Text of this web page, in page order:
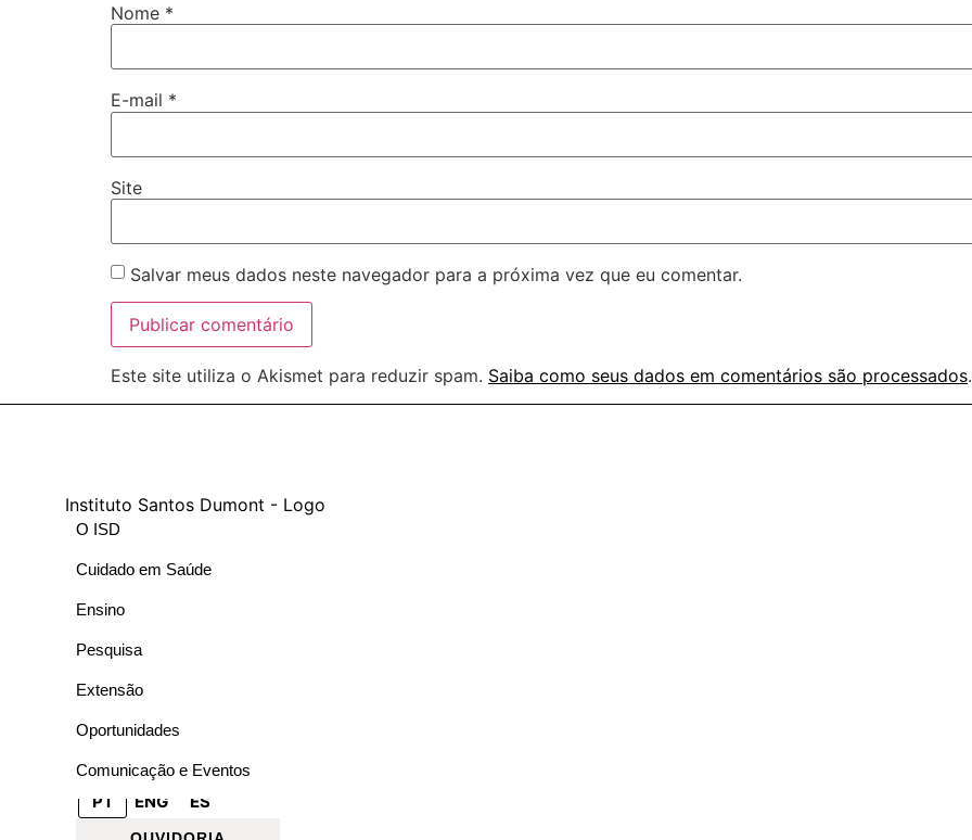
Nome *
E-mail *
Site
Salvar meus dados neste navegador para a próxima vez que eu comentar.
Este site utiliza o Akismet para reduzir spam. Saiba como seus dados em comentários são processados.
O ISD
Cuidado em Saúde
Ensino
Pesquisa
Extensão
Oportunidades
Comunicação e Eventos
PT ENG ES